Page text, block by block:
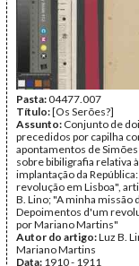
Pasta:04477.007
Título:[Os Serões?]
Assunto: Conjunto de
precedidos por capilha
apontamentos de Simões
sobre bibiligrafia relativa à
implantação da
revolução em Lisboa",
B. Lino; "A minha missão
Depoimentos d'um
por Mariano Martins"
Autor do artigo:Luz B.
Mariano Martins
Data: 1910 - 1911